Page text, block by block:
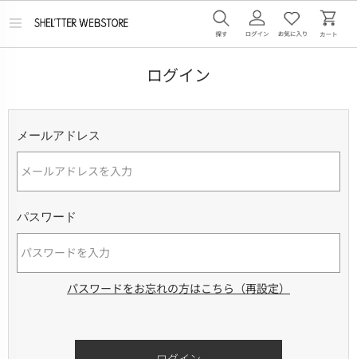
メ
ログイン
メールアドレス
パスワード
パスワードをお忘れの方はこちら（再設定）